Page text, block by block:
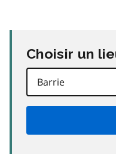
Choisir un